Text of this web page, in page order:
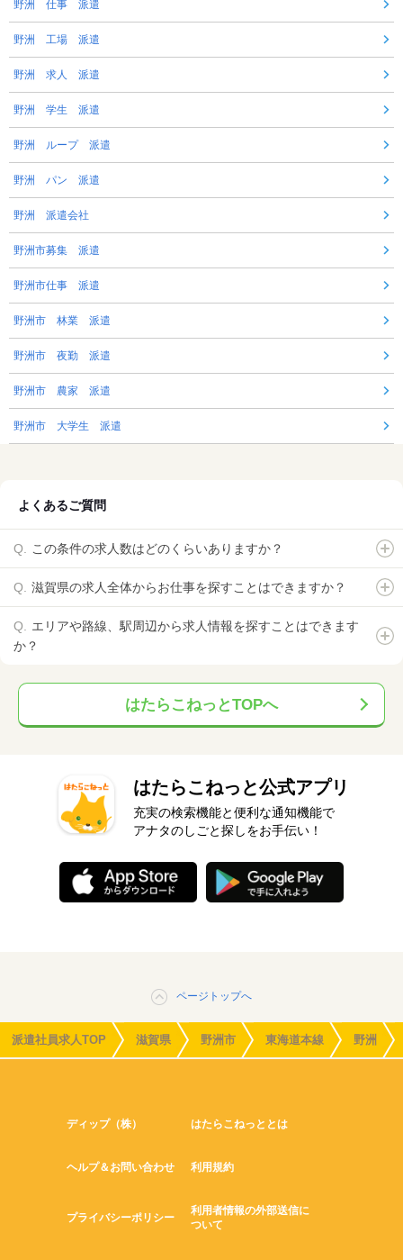
野洲 仕事 派遣
野洲 工場 派遣
野洲 求人 派遣
野洲 学生 派遣
野洲 ループ 派遣
野洲 パン 派遣
野洲 派遣会社
野洲市募集 派遣
野洲市仕事 派遣
野洲市 林業 派遣
野洲市 夜勤 派遣
野洲市 農家 派遣
野洲市 大学生 派遣
よくあるご質問
この条件の求人数はどのくらいありますか？
滋賀県の求人全体からお仕事を探すことはできますか？
エリアや路線、駅周辺から求人情報を探すことはできます
か？
はたらこねっとTOPへ
はたらこねっと公式アプリ
充実の検索機能と便利な通知機能で
アナタのしごと探しをお手伝い！
ページトップへ
派遣社員求人TOP 滋賀県 野洲市 東海道本線 野洲
ディップ（株） はたらこねっととは
ヘルプ＆お問い合わせ 利用規約
プライバシーポリシー
利用者情報の外部送信に
ついて